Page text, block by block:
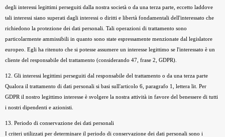
degli interessi legittimi perseguiti dalla nostra società o da una terza parte, eccetto laddove
tali interessi siano superati dagli interessi o diritti e libertà fondamentali dell'interessato che
richiedono la protezione dei dati personali. Tali operazioni di trattamento sono
particolarmente ammissibili in quanto sono state espressamente menzionate dal legislatore
europeo. Egli ha ritenuto che si potesse assumere un interesse legittimo se l'interessato è un
cliente del responsabile del trattamento (considerando 47, frase 2, GDPR).
12. Gli interessi legittimi perseguiti dal responsabile del trattamento o da una terza parte
Qualora il trattamento di dati personali si basi sull'articolo 6, paragrafo 1, lettera lit. Per
GDPR il nostro legittimo interesse è svolgere la nostra attività in favore del benessere di tutti
i nostri dipendenti e azionisti.
13. Periodo di conservazione dei dati personali
I criteri utilizzati per determinare il periodo di conservazione dei dati personali sono i